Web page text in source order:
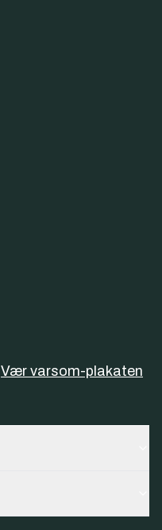
Vær varsom-plakaten